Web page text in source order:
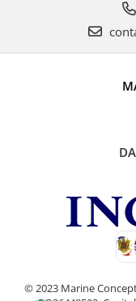
© 2023 Marine Concept